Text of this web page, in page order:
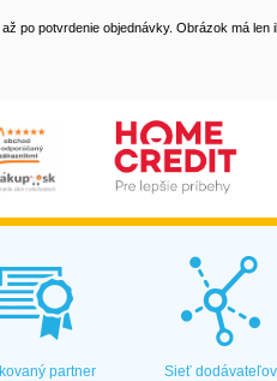
po potvrdenie objednávky. Obrázok má len
partner Sieť dodávateľov